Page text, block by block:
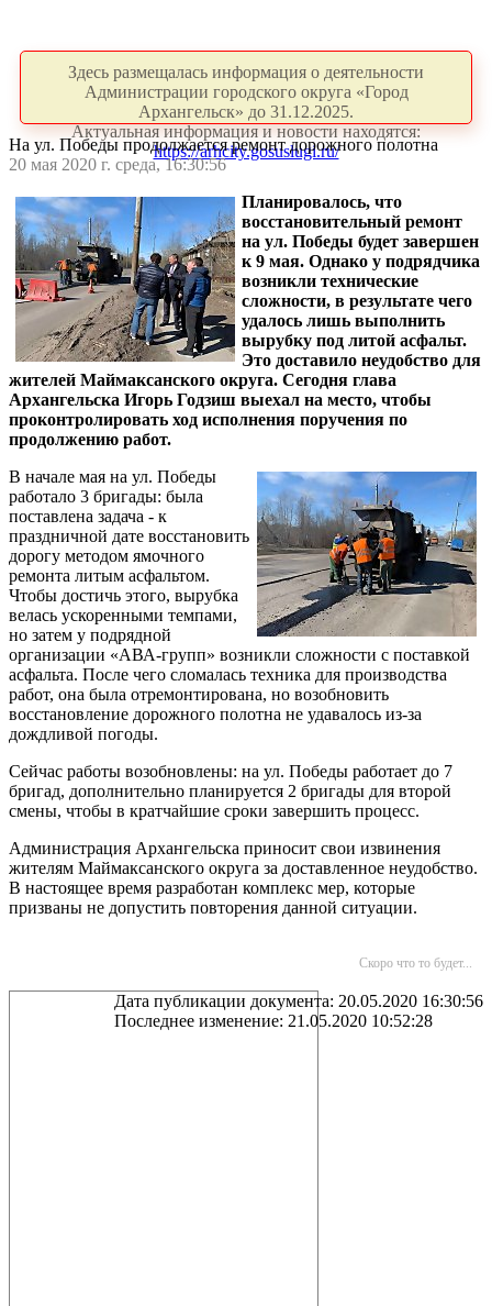
Здесь размещалась информация о деятельности
Администрации городского округа «Город
Архангельск» до 31.12.2025.
Актуальная информация и новости находятся:
https://arhcity.gosuslugi.ru/
На ул. Победы продолжается ремонт дорожного полотна
20 мая 2020 г. среда, 16:30:56
Планировалось, что
восстановительный ремонт
на ул. Победы будет завершен
к 9 мая. Однако у подрядчика
возникли технические
сложности, в результате чего
удалось лишь выполнить
вырубку под литой асфальт.
Это доставило неудобство для
жителей Маймаксанского округа. Сегодня глава
Архангельска Игорь Годзиш выехал на место, чтобы
проконтролировать ход исполнения поручения по
продолжению работ.
В начале мая на ул. Победы
работало 3 бригады: была
поставлена задача - к
праздничной дате восстановить
дорогу методом ямочного
ремонта литым асфальтом.
Чтобы достичь этого, вырубка
велась ускоренными темпами,
но затем у подрядной
организации «АВА-групп» возникли сложности с поставкой
асфальта. После чего сломалась техника для производства
работ, она была отремонтирована, но возобновить
восстановление дорожного полотна не удавалось из-за
дождливой погоды.
Сейчас работы возобновлены: на ул. Победы работает до 7
бригад, дополнительно планируется 2 бригады для второй
смены, чтобы в кратчайшие сроки завершить процесс.
Администрация Архангельска приносит свои извинения
жителям Маймаксанского округа за доставленное неудобство.
В настоящее время разработан комплекс мер, которые
призваны не допустить повторения данной ситуации.
Скоро что то будет...
Дата публикации документа: 20.05.2020 16:30:56
Последнее изменение: 21.05.2020 10:52:28